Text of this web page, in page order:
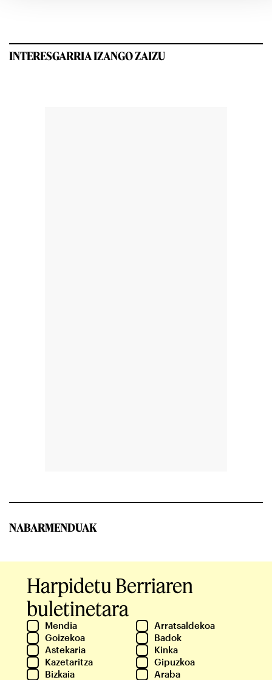
INTERESGARRIA IZANGO ZAIZU
NABARMENDUAK
Harpidetu Berriaren
buletinetara
Mendia
Arratsaldekoa
Goizekoa
Badok
Astekaria
Kinka
Kazetaritza
Gipuzkoa
Bizkaia
Araba